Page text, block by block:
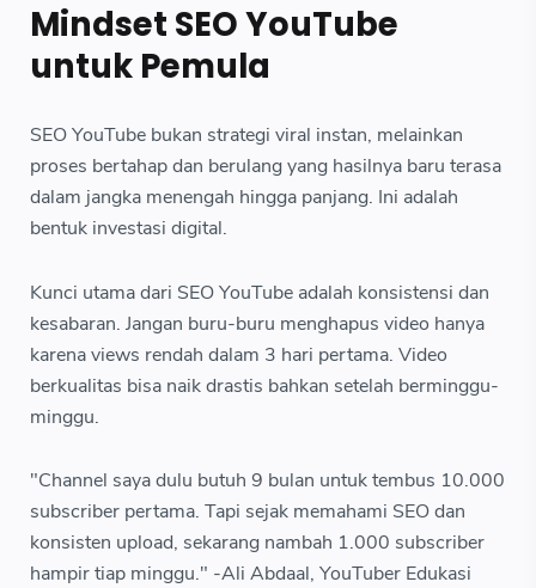
Mindset SEO YouTube
untuk Pemula
SEO YouTube bukan strategi viral instan, melainkan
proses bertahap dan berulang yang hasilnya baru terasa
dalam jangka menengah hingga panjang. Ini adalah
bentuk investasi digital.
Kunci utama dari SEO YouTube adalah konsistensi dan
kesabaran. Jangan buru-buru menghapus video hanya
karena views rendah dalam 3 hari pertama. Video
berkualitas bisa naik drastis bahkan setelah berminggu-
minggu.
"Channel saya dulu butuh 9 bulan untuk tembus 10.000
subscriber pertama. Tapi sejak memahami SEO dan
konsisten upload, sekarang nambah 1.000 subscriber
hampir tiap minggu." -Ali Abdaal, YouTuber Edukasi